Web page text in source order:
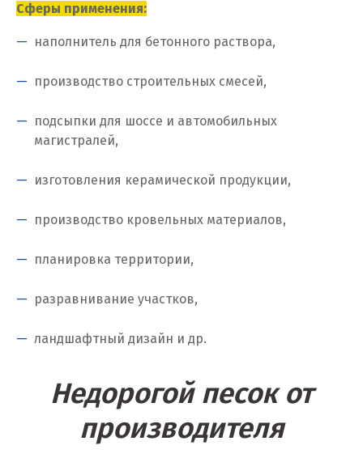
Кировград
Когалым
Коелга
Красногорск
Краснодар
Краснотурьинск
Красноярск
Сферы применения:
наполнитель для бетонного раствора,
производство строительных смесей,
подсыпки для шоссе и автомобильных
магистралей,
изготовления керамической продукции,
производство кровельных материалов,
планировка территории,
разравнивание участков,
ландшафтный дизайн и др.
Недорогой песок от
производителя